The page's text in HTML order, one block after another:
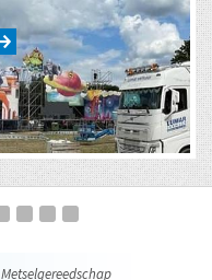
Metselgereedschap